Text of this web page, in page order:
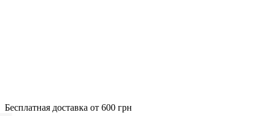
Бесплатная доставка от 600 грн